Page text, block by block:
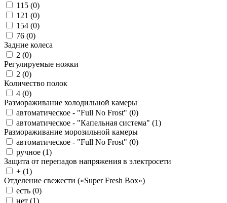
115 (0)
121 (0)
154 (0)
76 (0)
Задние колеса
2 (0)
Регулируемые ножки
2 (0)
Количество полок
4 (0)
Размораживание холодильной камеры
автоматическое - "Full No Frost" (0)
автоматическое - "Капельная система" (1)
Размораживание морозильной камеры
автоматическое - "Full No Frost" (0)
ручное (1)
Защита от перепадов напряжения в электросети
+ (1)
Отделение свежести («Super Fresh Box»)
есть (0)
нет (1)